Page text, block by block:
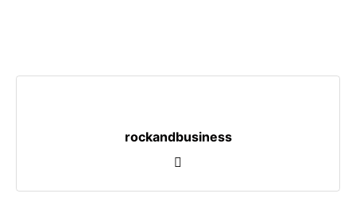
rockandbusiness